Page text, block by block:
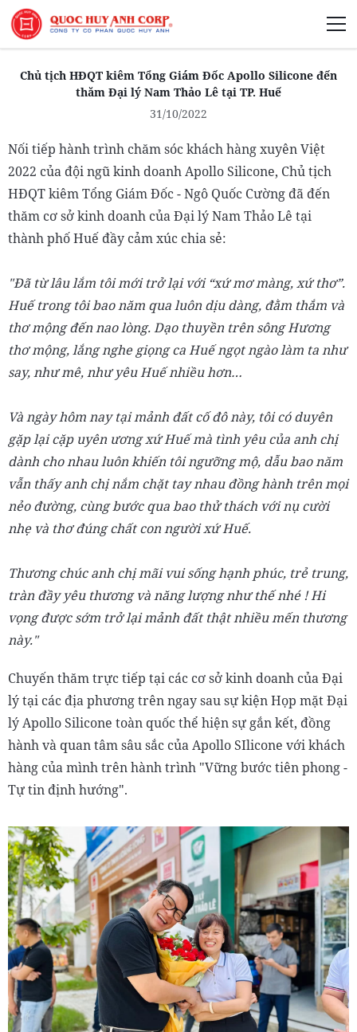
Giới Thiệu
Phát Triển Bền Vững
Truyền Thông Phát Triển
Chủ tịch HĐQT kiêm Tổng Giám Đốc Apollo Silicone đến
thăm Đại lý Nam Thảo Lê tại TP. Huế
31/10/2022
Nối tiếp hành trình chăm sóc khách hàng xuyên Việt
2022 của đội ngũ kinh doanh Apollo Silicone, Chủ tịch
HĐQT kiêm Tổng Giám Đốc - Ngô Quốc Cường đã đến
thăm cơ sở kinh doanh của Đại lý Nam Thảo Lê tại
thành phố Huế đầy cảm xúc chia sẻ:
"Đã từ lâu lắm tôi mới trở lại với “xứ mơ màng, xứ thơ”.
Huế trong tôi bao năm qua luôn dịu dàng, đằm thắm và
thơ mộng đến nao lòng. Dạo thuyền trên sông Hương
thơ mộng, lắng nghe giọng ca Huế ngọt ngào làm ta như
say, như mê, như yêu Huế nhiều hơn…
Và ngày hôm nay tại mảnh đất cố đô này, tôi có duyên
gặp lại cặp uyên ương xứ Huế mà tình yêu của anh chị
dành cho nhau luôn khiến tôi ngưỡng mộ, dẫu bao năm
vẫn thấy anh chị nắm chặt tay nhau đồng hành trên mọi
nẻo đường, cùng bước qua bao thử thách với nụ cười
nhẹ và thơ đúng chất con người xứ Huế.
Thương chúc anh chị mãi vui sống hạnh phúc, trẻ trung,
tràn đầy yêu thương và năng lượng như thế nhé ! Hi
vọng được sớm trở lại mảnh đất thật nhiều mến thương
này."
Chuyến thăm trực tiếp tại các cơ sở kinh doanh của Đại
lý tại các địa phương trên ngay sau sự kiện Họp mặt Đại
lý Apollo Silicone toàn quốc thể hiện sự gắn kết, đồng
hành và quan tâm sâu sắc của Apollo SIlicone với khách
hàng của mình trên hành trình "Vững bước tiên phong -
Tự tin định hướng".